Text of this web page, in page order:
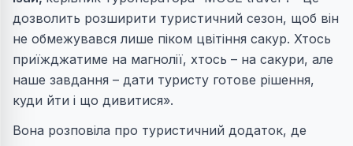
дозволить розширити туристичний сезон, щоб він
не обмежувався лише піком цвітіння сакур. Хтось
приїжджатиме на магнолії, хтось – на сакури, але
наше завдання – дати туристу готове рішення,
куди йти і що дивитися».
Вона розповіла про туристичний додаток, де